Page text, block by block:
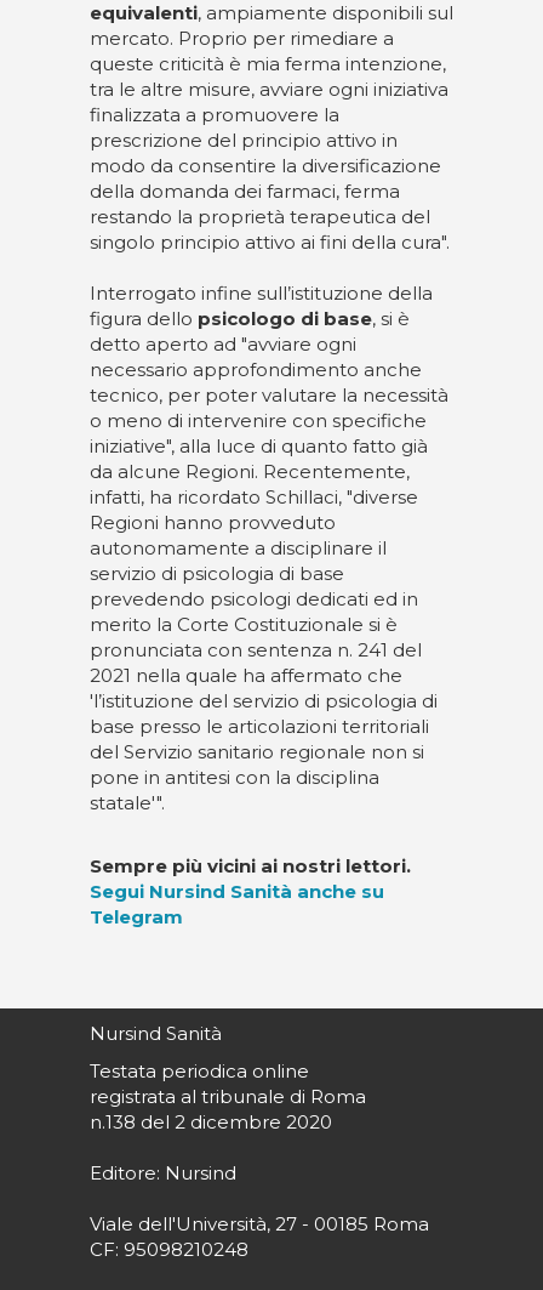
equivalenti, ampiamente disponibili sul
mercato. Proprio per rimediare a
queste criticità è mia ferma intenzione,
tra le altre misure, avviare ogni iniziativa
finalizzata a promuovere la
prescrizione del principio attivo in
modo da consentire la diversificazione
della domanda dei farmaci, ferma
restando la proprietà terapeutica del
singolo principio attivo ai fini della cura".
Interrogato infine sull’istituzione della
figura dello psicologo di base, si è
detto aperto ad "avviare ogni
necessario approfondimento anche
tecnico, per poter valutare la necessità
o meno di intervenire con specifiche
iniziative", alla luce di quanto fatto già
da alcune Regioni. Recentemente,
infatti, ha ricordato Schillaci, "diverse
Regioni hanno provveduto
autonomamente a disciplinare il
servizio di psicologia di base
prevedendo psicologi dedicati ed in
merito la Corte Costituzionale si è
pronunciata con sentenza n. 241 del
2021 nella quale ha affermato che
'l’istituzione del servizio di psicologia di
base presso le articolazioni territoriali
del Servizio sanitario regionale non si
pone in antitesi con la disciplina
statale'".
Sempre più vicini ai nostri lettori.
Segui Nursind Sanità anche su
Telegram
Nursind Sanità
Testata periodica online
registrata al tribunale di Roma
n.138 del 2 dicembre 2020
Editore: Nursind
Viale dell'Università, 27 - 00185 Roma
CF: 95098210248